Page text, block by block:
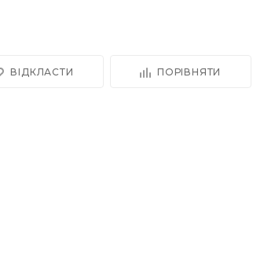
ВІДКЛАСТИ ПОРІВНЯТИ